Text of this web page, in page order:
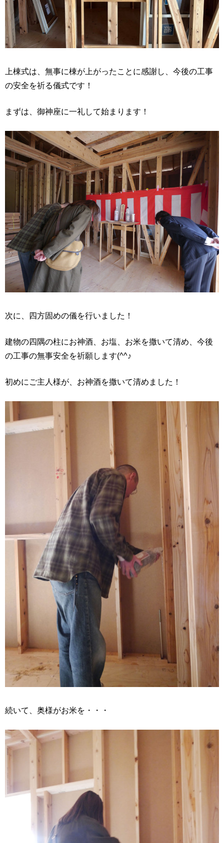
上棟式は、無事に棟が上がったことに感謝し、今後の工事
の安全を祈る儀式です！
まずは、御神座に一礼して始まります！
次に、四方固めの儀を行いました！
建物の四隅の柱にお神酒、お塩、お米を撒いて清め、今後
の工事の無事安全を祈願します(^^♪
初めにご主人様が、お神酒を撒いて清めました！
続いて、奥様がお米を・・・